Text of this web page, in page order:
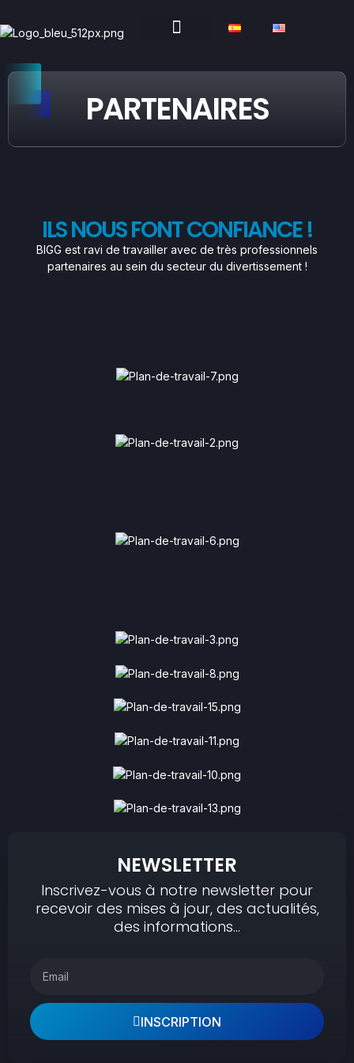
PARTENAIRES
ILS NOUS FONT CONFIANCE !
BIGG est ravi de travailler avec de très professionnels
partenaires au sein du secteur du divertissement !
NEWSLETTER
Inscrivez-vous à notre newsletter pour
recevoir des mises à jour, des actualités,
des informations…
INSCRIPTION